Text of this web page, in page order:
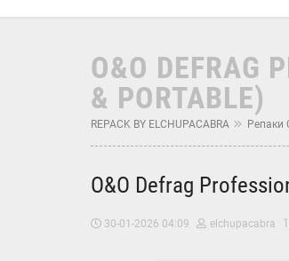
O&O DEFRAG
& PORTABLE)
REPACK BY ELCHUPACABRA Репаки
O&O Defrag
30-01-2026 04:09 elchupacabra